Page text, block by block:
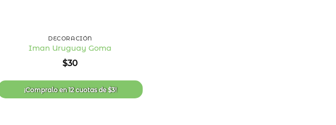
de
deseos
DECORACIÓN
Iman Uruguay Goma
$30
¡Compralo en12 cuotasde$3!